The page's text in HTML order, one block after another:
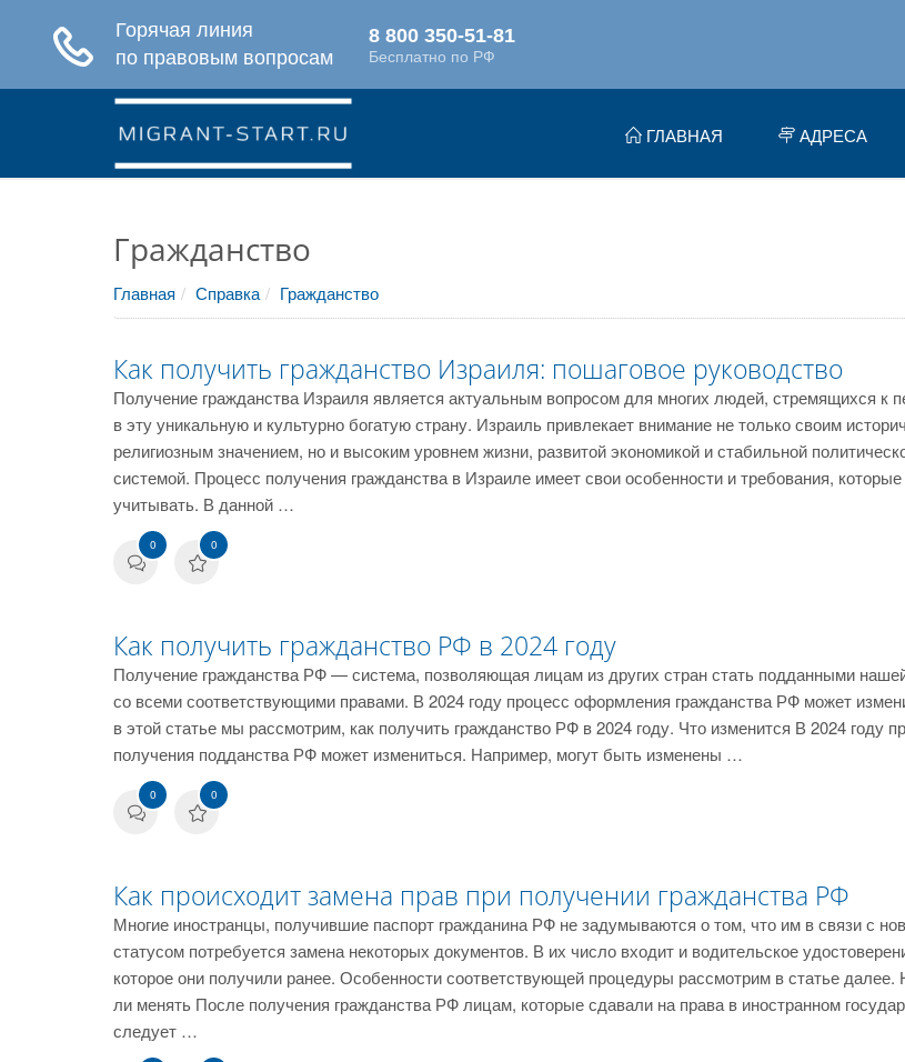
ГЛАВНАЯ АДРЕСА
Гражданство
Главная Справка Гражданство
Как получить гражданство Израиля: пошаговое руководство
Получение гражданства Израиля является актуальным вопросом для многих людей, стремящихся к
в эту уникальную и культурно богатую страну. Израиль привлекает внимание не только своим
религиозным значением, но и высоким уровнем жизни, развитой экономикой и стабильной
системой. Процесс получения гражданства в Израиле имеет свои особенности и требования,
учитывать. В данной …
0 0
Как получить гражданство РФ в 2024 году
Получение гражданства РФ — система, позволяющая лицам из других стран стать подданными
со всеми соответствующими правами. В 2024 году процесс оформления гражданства РФ может
в этой статье мы рассмотрим, как получить гражданство РФ в 2024 году. Что изменится В 2024 году
получения подданства РФ может измениться. Например, могут быть изменены …
0 0
Как происходит замена прав при получении гражданства РФ
Многие иностранцы, получившие паспорт гражданина РФ не задумываются о том, что им в связи с
статусом потребуется замена некоторых документов. В их число входит и водительское
которое они получили ранее. Особенности соответствующей процедуры рассмотрим в статье далее.
ли менять После получения гражданства РФ лицам, которые сдавали на права в иностранном
следует …